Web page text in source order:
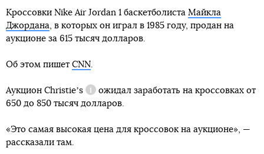
Кроссовки Nike Air Jordan 1 баскетболиста Майкла
Джордана , в которых он играл в 1985 году, продан на
аукционе за 615 тысяч долларов.
Об этом пишет CNN
Аукцион Christieʼs
Справка
ожидал заработать на кроссовках от
650 до 850 тысяч долларов.
«Это самая высокая цена для кроссовок на аукционе», —
рассказали там.